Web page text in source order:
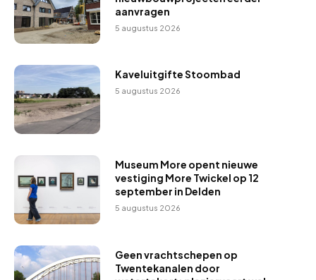
aanvragen
5 augustus 2026
Kaveluitgifte Stoombad
5 augustus 2026
Museum More opent nieuwe
vestiging More Twickel op 12
september in Delden
5 augustus 2026
Geen vrachtschepen op
Twentekanalen door